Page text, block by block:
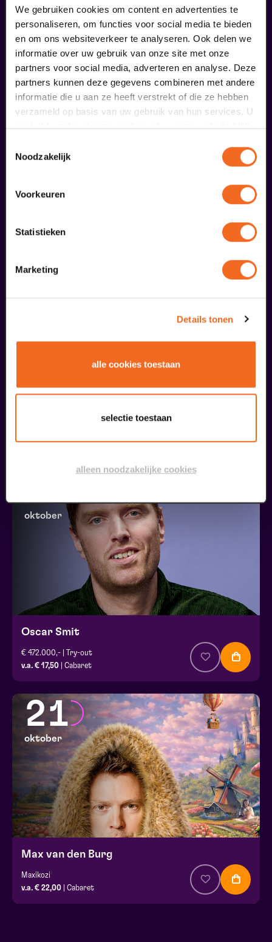
We gebruiken cookies om content en advertenties te
personaliseren, om functies voor social media te bieden
en om ons websiteverkeer te analyseren. Ook delen we
informatie over uw gebruik van onze site met onze
partners voor social media, adverteren en analyse. Deze
partners kunnen deze gegevens combineren met andere
informatie die u aan ze heeft verstrekt of die ze hebben
verzameld op basis van uw gebruik van hun services. U
gaat akkoord met onze cookies als u onze website blijft
Noodzakelijk
Voorkeuren
Statistieken
Marketing
Details tonen
alle cookies toestaan
selectie toestaan
alleen noodzakelijke cookies
Begin bij SIN
€ 39,50
liefhebbers bestelden ook...
uitverkocht
02
v.a. € 22,50| Cabaret
16
oktober
Oscar Smit
€ 472.000,- | Try-out
v.a. € 17,50 | Cabaret
21
oktober
Max van den Burg
Maxikozi
v.a. € 22,00 | Cabaret